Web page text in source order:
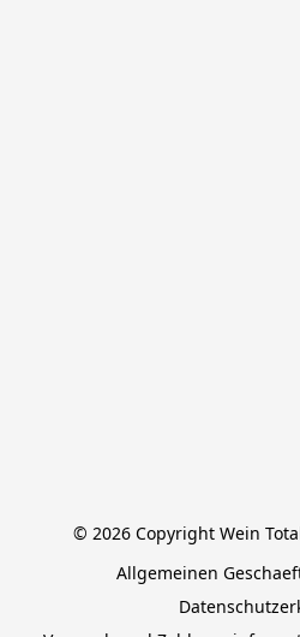
© 2026 Copyright Wein
Allgemeinen